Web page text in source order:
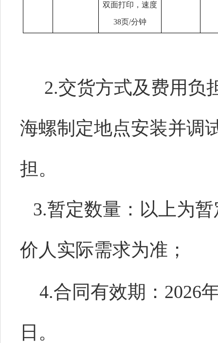
双面打印，速度
38页/分钟
2.交货方式及费用负
海螺制定地点安装并调
担。
3.暂定数量：以上为
价人实际需求为准；
4.合同有效期：2026
日。